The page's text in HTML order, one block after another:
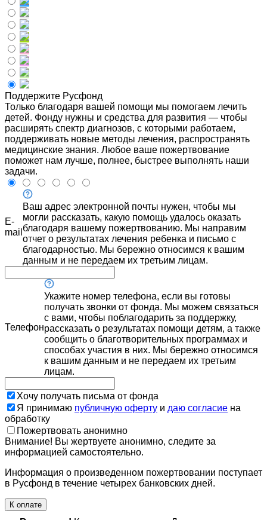
Поддержите Русфонд
Только благодаря вашей помощи мы помогаем лечить
детей. Фонду нужны и средства для развития — чтобы
расширять спектр диагнозов, с которыми работаем,
поддерживать новые методы лечения, распространять
медицинские знания. Любое ваше пожертвование
поможет нам лучше, полнее, быстрее выполнять наши
задачи.
E-
mail
Ваш адрес электронной почты нужен, чтобы мы
могли рассказать, какую помощь удалось оказать
благодаря вашему пожертвованию. Мы направим
отчет о результатах лечения ребенка и письмо с
благодарностью. Мы бережно относимся к вашим
данным и не передаем их третьим лицам.
Телефон
Укажите номер телефона, если вы готовы
получать звонки от фонда. Мы можем связаться
с вами, чтобы поблагодарить за поддержку,
рассказать о результатах помощи детям, а также
сообщить о благотворительных программах и
способах участия в них. Мы бережно относимся
к вашим данным и не передаем их третьим
лицам.
Хочу получать письма от фонда
Я принимаю публичную оферту и даю согласие на
обработку
Пожертвовать анонимно
Внимание! Вы жертвуете анонимно, следите за
информацией самостоятельно.
Информация о произведенном пожертвовании поступает
в Русфонд в течение четырех банковских дней.
К оплате